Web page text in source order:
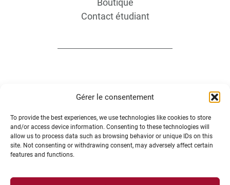
Gérer le consentement
To provide the best experiences, we use technologies like cookies to store
and/or access device information. Consenting to these technologies will
allow us to process data such as browsing behavior or unique IDs on this
site. Not consenting or withdrawing consent, may adversely affect certain
features and functions.
Boutique
Contact étudiant
INFORMATIONS LÉGALES
Plan d’accès des campus